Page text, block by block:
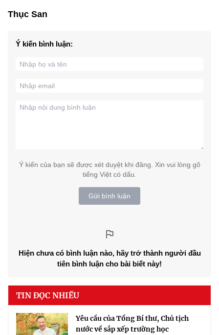
Thục San
Ý kiến bình luận:
Ý kiến của bạn sẽ được xét duyệt khi đăng. Xin vui lòng gõ
tiếng Việt có dấu.
Gửi bình luận
Hiện chưa có bình luận nào, hãy trở thành người đầu
tiên bình luận cho bài biết này!
TIN ĐỌC NHIỀU
Yêu cầu của Tổng Bí thư, Chủ tịch
nước về sắp xếp trường học